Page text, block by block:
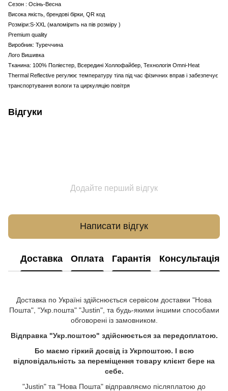
Сезон : Осінь-Весна
Висока якість, брендові бірки, QR код
Розміри:S-XXL (маломірить на пів розміру )
Premium quality
Виробник: Туреччина
Лого Вишивка
Тканина: 100% Поліестер, Всередині Холлофайбер, Технологія Omni-Heat
Thermal Reflective регулює температуру тіла під час фізичних вправ і забезпечує
транспортування вологи та циркуляцію повітря
Відгуки
Додайте перший відгук
Написати відгук
Доставка Оплата Гарантія Консультація
Доставка по Україні здійснюється сервісом доставки "Нова
Пошта", "Укр.пошта" "Justin", та будь-якими іншими способами
обговорені із замовником.
Відправка "Укр.поштою" здійснюється за передоплатою.
Бо маємо гіркий досвід із Укрпоштою. І всю
відповідальність за переміщення товару клієнт бере на
себе.
"Justin" та "Нова Пошта" відправляємо післяплатою до